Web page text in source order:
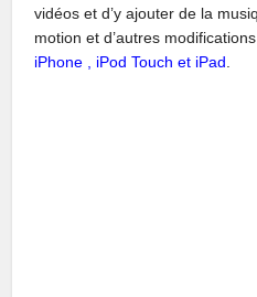
vidéos et d’y ajouter de la
motion et d’autres
iPhone , iPod Touch et iPad